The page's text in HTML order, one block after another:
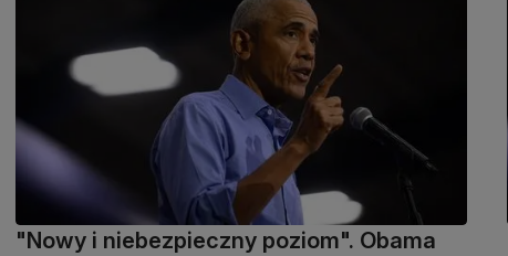
"Nowy i niebezpieczny poziom". Obama